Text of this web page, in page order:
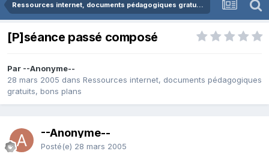
Ressources internet, documents pédagogiques gratuits, bons plans
[P]séance passé composé
Par --Anonyme--
28 mars 2005 dans Ressources internet, documents pédagogiques
gratuits, bons plans
--Anonyme--
Posté(e) 28 mars 2005